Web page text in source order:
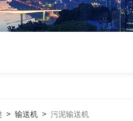
> 输送机> 污泥输送机